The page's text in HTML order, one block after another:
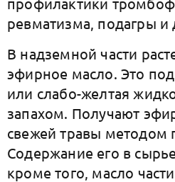
ревматизма, подагры и
В надземной части
эфирное масло. Это
или слабо-желтая
запахом. Получают
свежей травы методом
Содержание его в
кроме того, масло